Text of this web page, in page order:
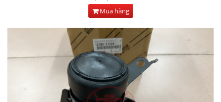
Mua hàng